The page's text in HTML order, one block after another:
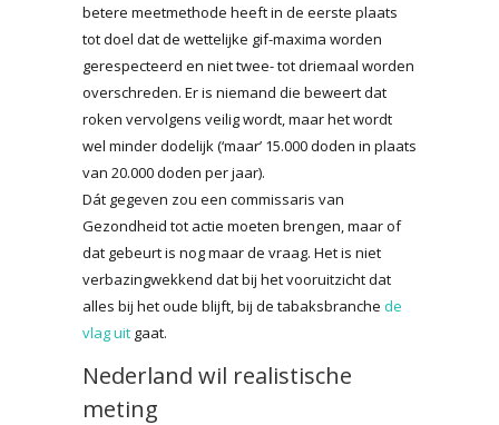
betere meetmethode heeft in de eerste plaats
tot doel dat de wettelijke gif-maxima worden
gerespecteerd en niet twee- tot driemaal worden
overschreden. Er is niemand die beweert dat
roken vervolgens veilig wordt, maar het wordt
wel minder dodelijk (‘maar’ 15.000 doden in plaats
van 20.000 doden per jaar).
Dát gegeven zou een commissaris van
Gezondheid tot actie moeten brengen, maar of
dat gebeurt is nog maar de vraag. Het is niet
verbazingwekkend dat bij het vooruitzicht dat
alles bij het oude blijft, bij de tabaksbranche de
vlag uit gaat.
Nederland wil realistische
meting